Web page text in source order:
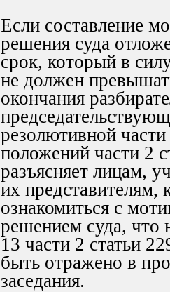
Если составление
решения суда
срок, который в
не должен
окончания
резолютивной
положений части 2
разъясняет лицам,
их представителям,
ознакомиться с
решением суда, что
13 части 2 статьи
быть отражено в
заседания.